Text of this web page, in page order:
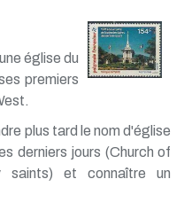
église du
premiers
plus tard le nom d'église
derniers jours (Church of
saints) et connaître un